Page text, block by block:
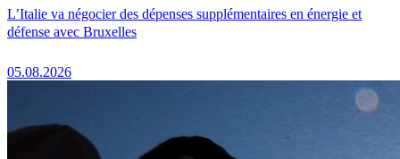
L’Italie va négocier des dépenses supplémentaires en énergie et
défense avec Bruxelles
05.08.2026